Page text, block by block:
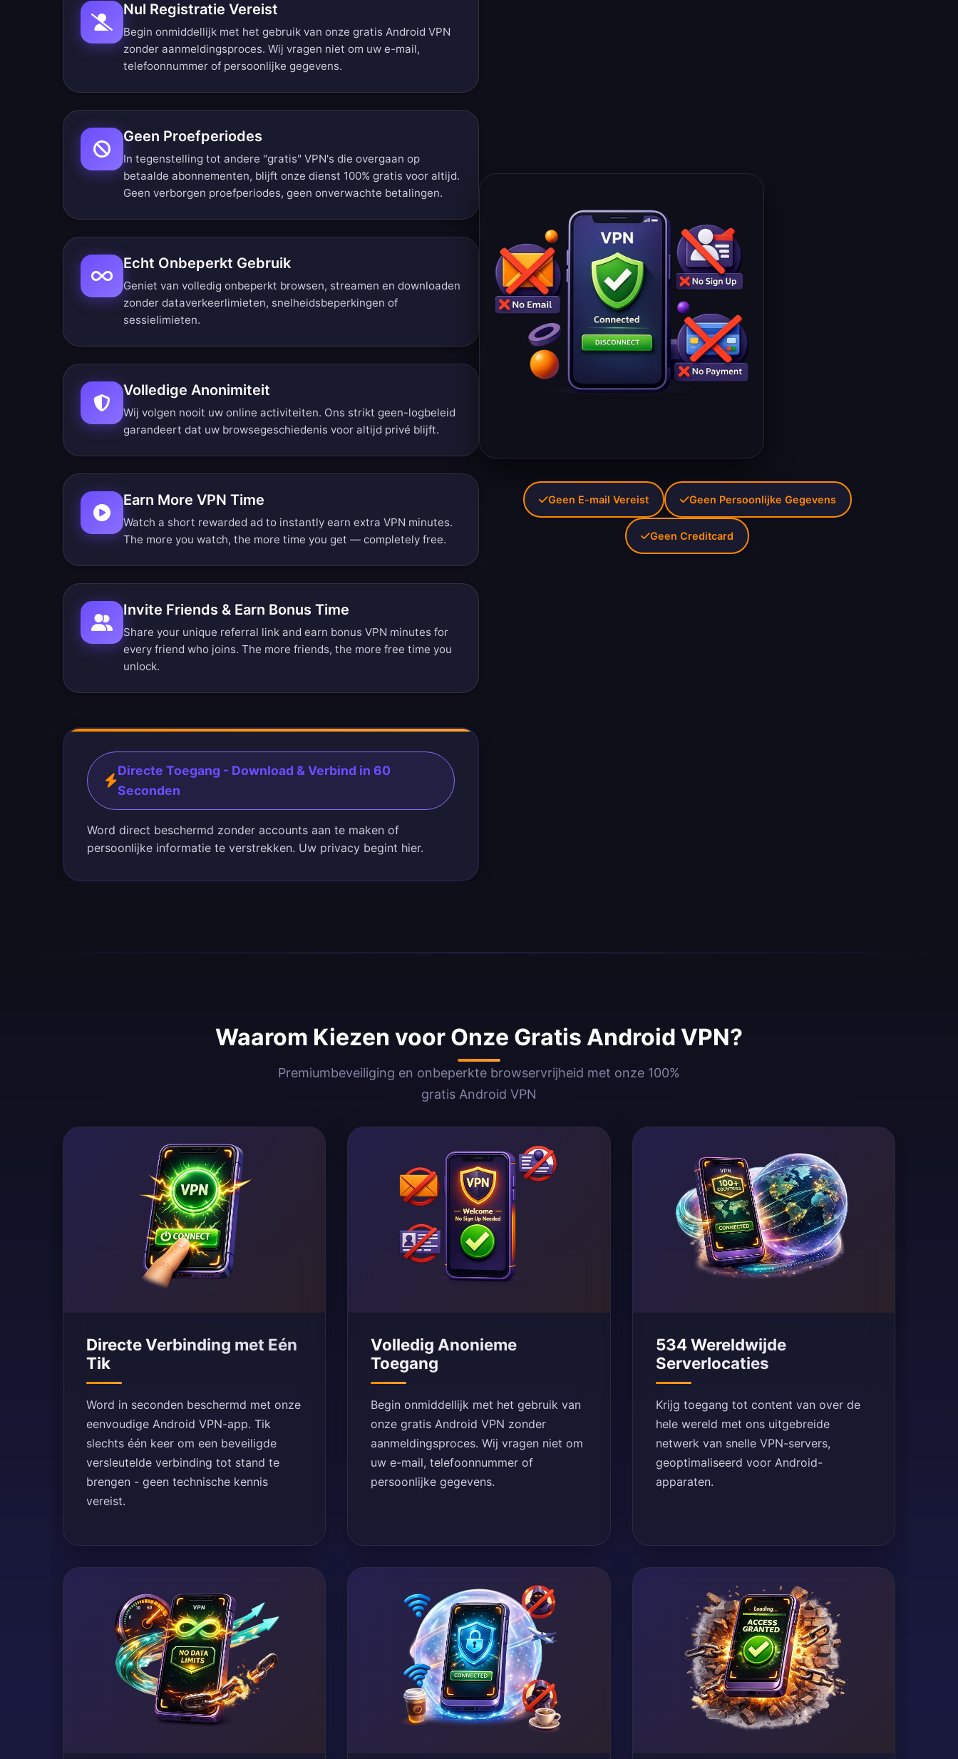
Nul Registratie Vereist
Begin onmiddellijk met het gebruik van onze gratis Android VPN
zonder aanmeldingsproces. Wij vragen niet om uw e-mail,
telefoonnummer of persoonlijke gegevens.
Geen Proefperiodes
In tegenstelling tot andere "gratis" VPN's die overgaan op
betaalde abonnementen, blijft onze dienst 100% gratis voor altijd.
Geen verborgen proefperiodes, geen onverwachte betalingen.
Echt Onbeperkt Gebruik
Geniet van volledig onbeperkt browsen, streamen en downloaden
zonder dataverkeerlimieten, snelheidsbeperkingen of
sessielimieten.
Volledige Anonimiteit
Wij volgen nooit uw online activiteiten. Ons strikt geen-logbeleid
garandeert dat uw browsegeschiedenis voor altijd privé blijft.
Earn More VPN Time
Watch a short rewarded ad to instantly earn extra VPN minutes.
The more you watch, the more time you get — completely free.
Invite Friends & Earn Bonus Time
Share your unique referral link and earn bonus VPN minutes for
every friend who joins. The more friends, the more free time you
unlock.
Directe Toegang - Download & Verbind in 60
Seconden
Word direct beschermd zonder accounts aan te maken of
persoonlijke informatie te verstrekken. Uw privacy begint hier.
Geen E-mail Vereist Geen Persoonlijke Gegevens
Geen Creditcard
Waarom Kiezen voor Onze Gratis Android VPN?
Premiumbeveiliging en onbeperkte browservrijheid met onze 100%
gratis Android VPN
Directe Verbinding met Eén
Tik
Word in seconden beschermd met onze
eenvoudige Android VPN-app. Tik
slechts één keer om een beveiligde
versleutelde verbinding tot stand te
brengen - geen technische kennis
vereist.
Volledig Anonieme
Toegang
Begin onmiddellijk met het gebruik van
onze gratis Android VPN zonder
aanmeldingsproces. Wij vragen niet om
uw e-mail, telefoonnummer of
persoonlijke gegevens.
534 Wereldwijde
Serverlocaties
Krijg toegang tot content van over de
hele wereld met ons uitgebreide
netwerk van snelle VPN-servers,
geoptimaliseerd voor Android-
apparaten.